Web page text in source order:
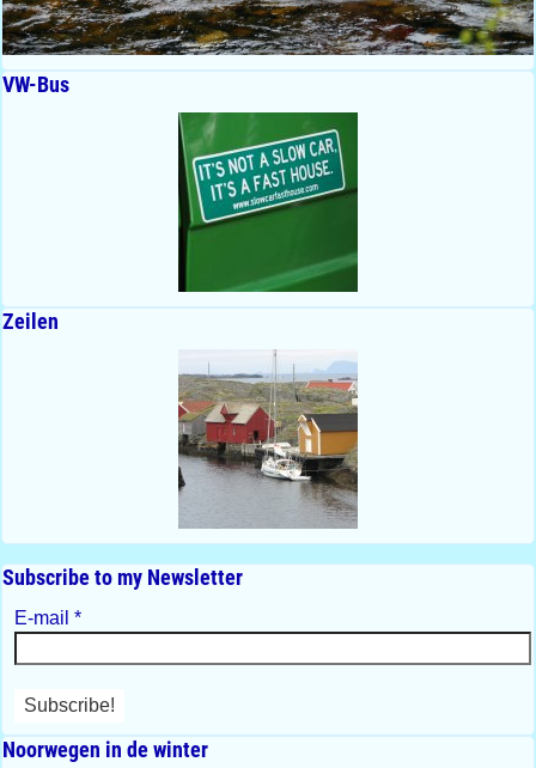
VW-Bus
Zeilen
Subscribe to my Newsletter
E-mail *
Noorwegen in de winter